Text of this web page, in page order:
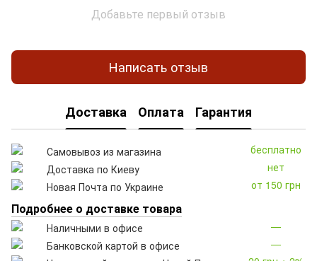
Добавьте первый отзыв
Написать отзыв
Доставка Оплата Гарантия
Самовывоз из магазина
бесплатно
Доставка по Киеву
нет
Новая Почта по Украине
от 150 грн
Подробнее о доставке товара
Наличными в офисе
—
Банковской картой в офисе
—